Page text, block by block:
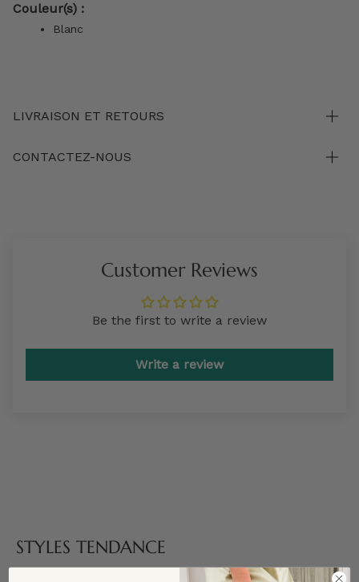
Couleur(s) :
Blanc
LIVRAISON ET RETOURS
CONTACTEZ-NOUS
Customer Reviews
Be the first to write a review
Write a review
STYLES TENDANCE